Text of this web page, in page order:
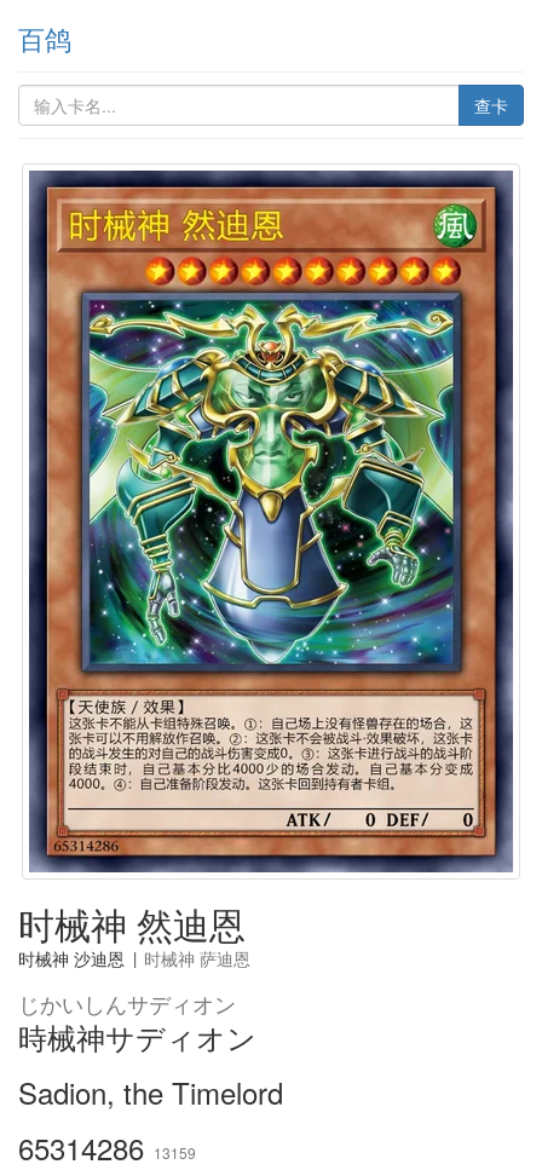
百鸽
查卡
时械神 然迪恩
时械神 沙迪恩 | 时械神 萨迪恩
じかいしんサディオン
時械神サディオン
Sadion, the Timelord
65314286 13159